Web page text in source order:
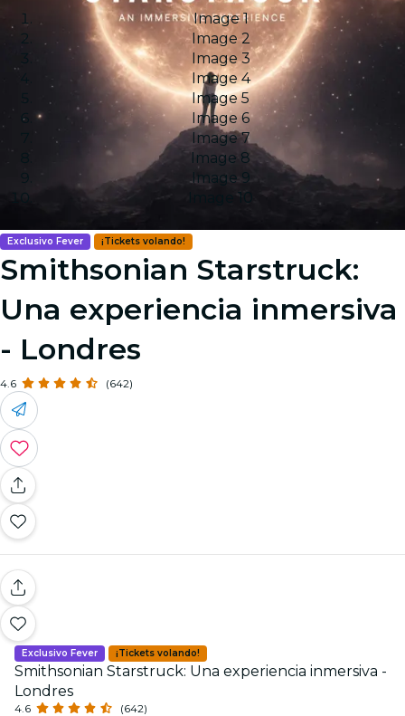
Image 1
Image 2
Image 3
Image 4
Image 5
Image 6
Image 7
Image 8
Image 9
Image 10
Exclusivo Fever ¡Tickets volando!
Smithsonian Starstruck:
Una experiencia inmersiva
- Londres
4.6 (642)
Exclusivo Fever ¡Tickets volando!
Smithsonian Starstruck: Una experiencia inmersiva -
Londres
4.6 (642)